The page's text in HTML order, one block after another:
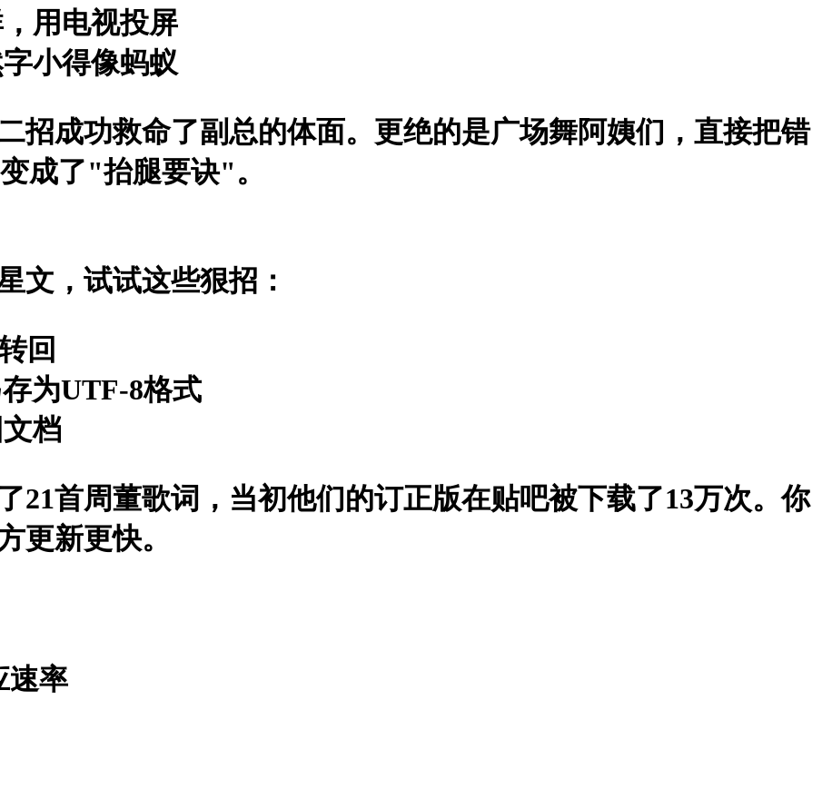
用电视投屏
小得像蚂蚁
招成功救命了副总的体面。更绝的是广场舞阿姨们，直接把错
成了"抬腿要诀"。
文，试试这些狠招：
回
为UTF-8格式
档
21首周董歌词，当初他们的订正版在贴吧被下载了13万次。你
更新更快。
速率